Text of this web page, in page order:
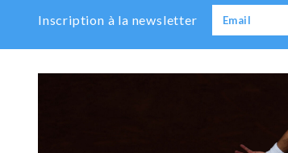
Inscription à la newsletter